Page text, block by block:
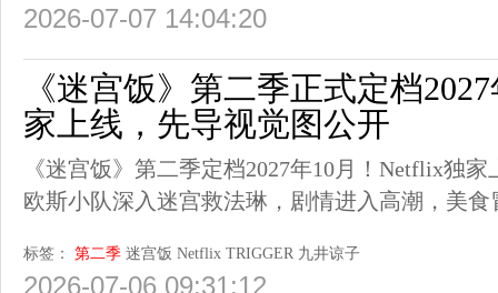
2026-07-07 14:04:20
《迷宫饭》第二季正式定档
家上线，先导视觉图公开
《迷宫饭》第二季定档2027年10月！Netflix独
欧斯小队深入迷宫救法琳，剧情进入高潮，美食
标签： 第二季 迷宫饭 Netflix TRIGGER 九井谅子
2026-07-06 09:31:12